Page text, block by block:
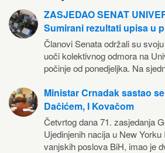
ZASJEDAO SENAT
Sumirani rezultati upisa u
Članovi Senata održali su
uoči kolektivnog odmora na
počinje od ponedjeljka. Na
Ministar Crnadak sastao
Dačićem, I Kovačom
Četvrtog dana 71. zasjedanja
Ujedinjenih nacija u New
vanjskih poslova BiH, imao je